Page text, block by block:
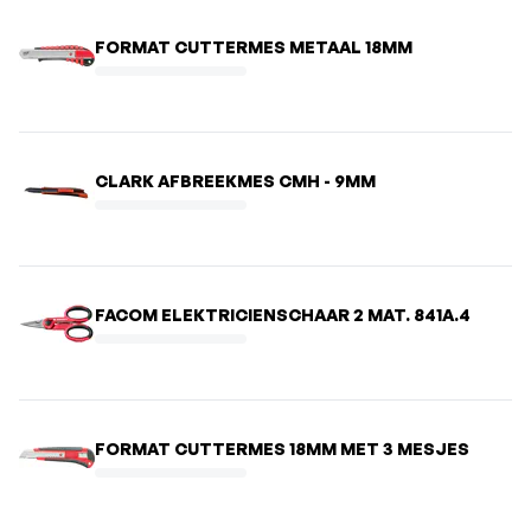
FORMAT CUTTERMES METAAL 18MM
CLARK AFBREEKMES CMH - 9MM
FACOM ELEKTRICIENSCHAAR 2 MAT. 841A.4
FORMAT CUTTERMES 18MM MET 3 MESJES